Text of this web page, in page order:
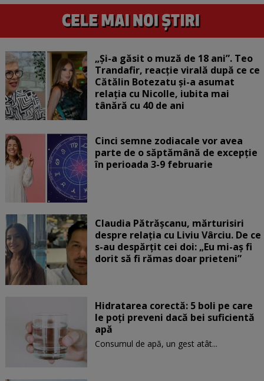
„Și-a găsit o muză de 18 ani”. Teo
Trandafir, reacție virală după ce ce
Cătălin Botezatu și-a asumat
relația cu Nicolle, iubita mai
tânără cu 40 de ani
Cinci semne zodiacale vor avea
parte de o săptămână de excepție
în perioada 3-9 februarie
Claudia Pătrășcanu, mărturisiri
despre relația cu Liviu Vârciu. De ce
s-au despărțit cei doi: „Eu mi-aș fi
dorit să fi rămas doar prieteni”
Hidratarea corectă: 5 boli pe care
le poți preveni dacă bei suficientă
apă
Consumul de apă, un gest atât...